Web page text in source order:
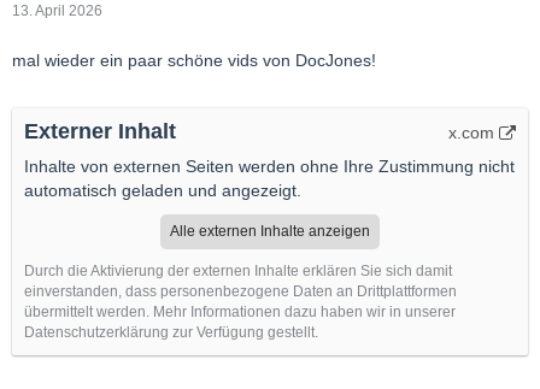
13. April 2026
mal wieder ein paar schöne vids von DocJones!
Externer Inhalt
x.com
Inhalte von externen Seiten werden ohne Ihre Zustimmung nicht
automatisch geladen und angezeigt.
Alle externen Inhalte anzeigen
Durch die Aktivierung der externen Inhalte erklären Sie sich damit
einverstanden, dass personenbezogene Daten an Drittplattformen
übermittelt werden. Mehr Informationen dazu haben wir in unserer
Datenschutzerklärung zur Verfügung gestellt.